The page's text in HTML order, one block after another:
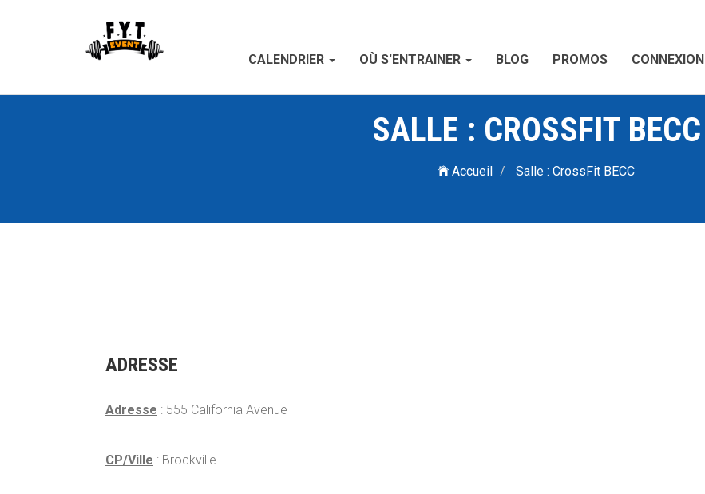
CALENDRIER OÙ S'ENTRAINER BLOG PROMOS CONNEXION
SALLE : CROSSFIT BECC
Accueil Salle : CrossFit BECC
ADRESSE
Adresse : 555 California Avenue
CP/Ville : Brockville